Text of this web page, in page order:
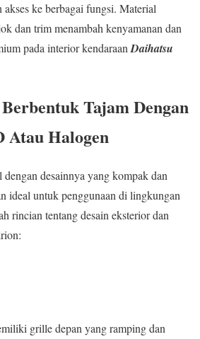
akses ke berbagai fungsi. Material
dan trim menambah kenyamanan dan
pada interior kendaraanDaihatsu
Tajam Dengan
Atau Halogen
desainnya yang kompak dan
ideal untuk penggunaan di lingkungan
rincian tentang desain eksterior dan
grille depan yang ramping dan